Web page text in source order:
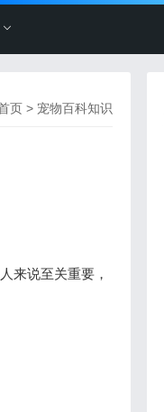
页 > 宠物百科知识
来说至关重要，